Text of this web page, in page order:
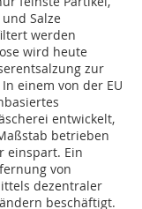
Salze
werden
wird heute
zur
einem von der EU
entwickelt,
betrieben
einspart. Ein
von
dezentraler
beschäftigt.